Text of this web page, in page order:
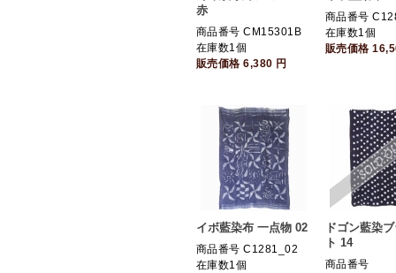
赤
商品番号 CM15301B
在庫数1個
販売価格6,380 円
商品番号
在庫数1個
販売価格
イボ藍染布 一点物 02
商品番号 C1281_02
在庫数1個
ドゴン藍染
ト 14
商品番号